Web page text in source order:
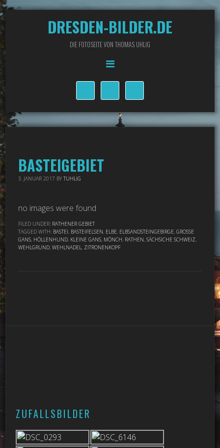
DRESDEN-BILDER.DE
DIE FOTOSEITE VON THOMAS UHLIG
BASTEIGEBIET
3. JANUAR 2017 BYTUHLIG
no images were found
FILED UNDER: RATHENER GEBIET
TAGGED WITH: BASTEI, BASTEIFELSEN, ELBE, ELBSANDSTEINGEBIRGE,GROSSE G
ANS , HÖLLENHUND, KLEINE GANS, MÖNCH, RATHEN,SÄCHSICHE SCHWEIZ,
WEHLGRUND,WEHLNADEL , ZITRONENKOPF
ZUFALLSBILDER